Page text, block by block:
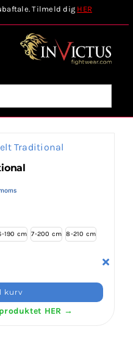
Tilmeld dig HER
klub
190 cm 7-200 cm 8-210 cm
kurv
HER →